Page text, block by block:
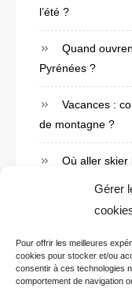
Gérer
Pour offrir les meilleures
cookies pour stocker et/ou
consentir à ces technologies
comportement de navigation
a
r
c
l’été ?
Quand
Pyrénées ?
Vacances :
de montagne ?
Où aller skier